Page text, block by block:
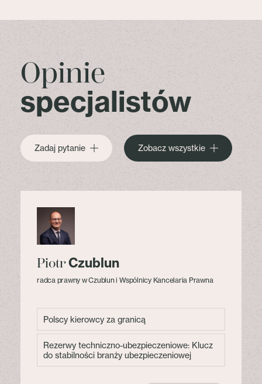
Opinie
specjalistów
Zadaj pytanie Zobacz wszystkie
PiotrCzublun
radca prawny w Czublun i Wspólnicy Kancelaria Prawna
Polscy kierowcy za granicą
Rezerwy techniczno-ubezpieczeniowe: Klucz
do stabilności branży ubezpieczeniowej